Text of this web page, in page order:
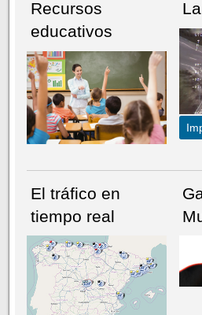
Recursos
educativos
El tráfico en
tiempo real